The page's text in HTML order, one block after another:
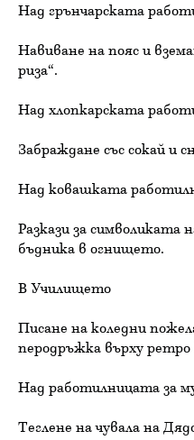
Над грънчарската
Навиване на пояс и
риза“.
Над хлопкарската
Забраждане със сокай и
Над ковашката
Разкази за символиката
бъдника в огнището.
В Училището
Писане на коледни
перодръжка върху
Над работилницата за
Теглене на чувала на